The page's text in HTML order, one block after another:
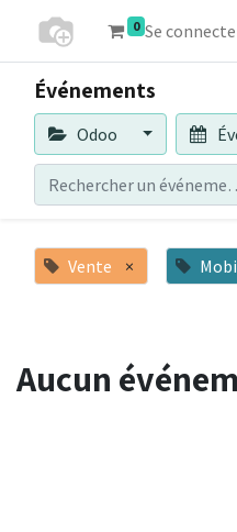
0 Se
Événements
Odoo
Vente ×
Aucun